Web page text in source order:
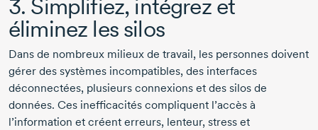
3. Simplifiez, intégrez et
éliminez les silos
Dans de nombreux milieux de travail, les personnes doivent
gérer des systèmes incompatibles, des interfaces
déconnectées, plusieurs connexions et des silos de
données. Ces inefficacités compliquent l’accès à
l’information et créent erreurs, lenteur, stress et